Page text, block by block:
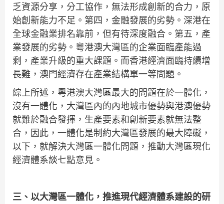
乏資源分享，分工協作，無法形成創新的合力，原
始創新能力不足。第四，金融發展的劣勢。深港在
全球金融業排名靠前，但有待深度融合。第五，產
業發展的劣勢。粵港澳大灣區的企業面臨產能過
剩，產業升級的重大課題。而香港經濟面臨持續增
長難，澳門經濟存在產業結構單一等問題。
綜上所述，粵港澳大灣區最大的問題在於一體化，
沒有一體化，大灣區內的內地城市優勢與港澳優勢
就難於融合發揮，生產要素和創新要素就無法整
合，因此，一體化是制約大灣區發展的最大障礙，
以下，就解決大灣區一體化問題，推動大灣區現化
經濟體系談七點意見。
三、以大灣區一體化，推進現代經濟體系建設的研